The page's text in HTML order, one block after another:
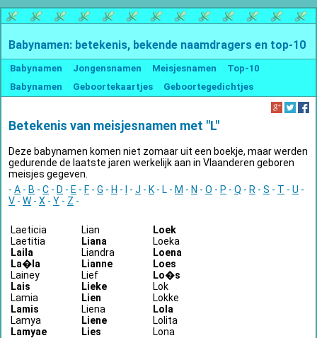
Babynamen: betekenis, bekende naamdragers en top-10
Babynamen Jongensnamen Meisjesnamen
Top-10
Babynamen
Geboortekaartjes Geboortegedichtjes
Betekenis van meisjesnamen met "L"
Deze babynamen komen niet zomaar uit een boekje, maar werden
gedurende de laatste jaren werkelijk aan in Vlaanderen geboren
meisjes gegeven.
- A - B - C - D - E - F - G - H - I - J - K - L - M - N - O - P - Q - R - S - T - U -
V - W - X - Y - Z -
Laeticia
Laetitia
Laila
La�la
Lainey
Lais
Lamia
Lamis
Lamya
Lamyae
Lian
Liana
Liandra
Lianne
Lief
Lieke
Lien
Liena
Liene
Lies
Loek
Loeka
Loena
Loes
Lo�s
Lok
Lokke
Lola
Lolita
Lona